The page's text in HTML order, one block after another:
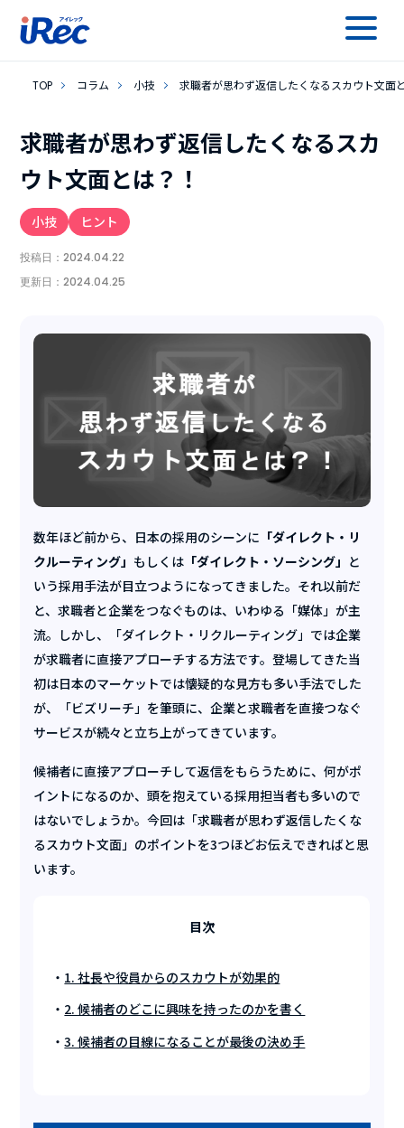
TOP コラム 小技 求職者が思わず返信したくなるスカウト文面
求職者が思わず返信したくなるスカ
ウト文面とは？！
小技 ヒント
投稿日：2024.04.22
更新日：2024.04.25
数年ほど前から、日本の採用のシーンに 「ダイレクト・リ
クルーティング」 もしくは 「ダイレクト・ソーシング」 と
いう採用手法が目立つようになってきました。それ以前だ
と、求職者と企業をつなぐものは、いわゆる「媒体」が主
流。しかし、「ダイレクト・リクルーティング」では企業
が求職者に直接アプローチする方法です。登場してきた当
初は日本のマーケットでは懐疑的な見方も多い手法でした
が、「ビズリーチ」を筆頭に、企業と求職者を直接つなぐ
サービスが続々と立ち上がってきています。
候補者に直接アプローチして返信をもらうために、何がポ
イントになるのか、頭を抱えている採用担当者も多いので
はないでしょうか。今回は「求職者が思わず返信したくな
るスカウト文面」のポイントを3つほどお伝えできればと思
います。
目次
1. 社長や役員からのスカウトが効果的
2. 候補者のどこに興味を持ったのかを書く
3. 候補者の目線になることが最後の決め手